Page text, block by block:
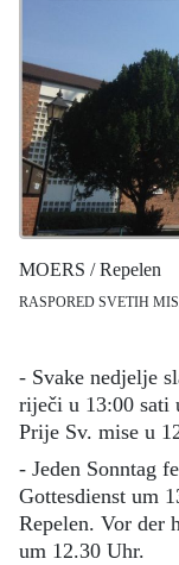
MOERS / Repelen
RASPORED SVETIH
- Svake nedjelje
riječi u 13:00 sati
Prije Sv. mise u
- Jeden Sonntag
Gottesdienst um
Repelen. Vor der
um 12.30 Uhr.